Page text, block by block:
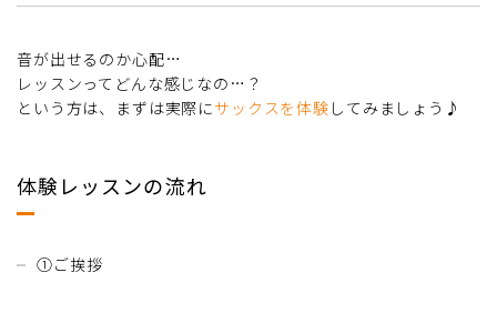
音が出せるのか心配…
レッスンってどんな感じなの…？
という方は、まずは実際にサックスを体験 してみましょう♪
体験レッスンの流れ
①ご挨拶